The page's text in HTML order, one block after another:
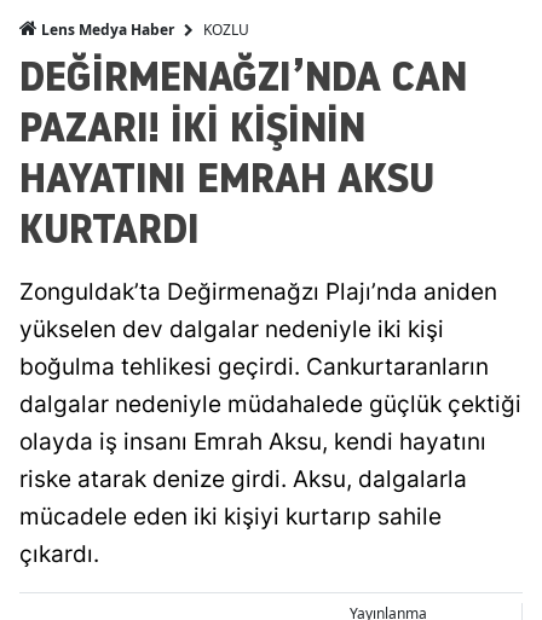
Lens Medya Haber KOZLU
DEĞİRMENAĞZI’NDA CAN
PAZARI! İKİ KİŞİNİN
HAYATINI EMRAH AKSU
KURTARDI
Zonguldak’ta Değirmenağzı Plajı’nda aniden
yükselen dev dalgalar nedeniyle iki kişi
boğulma tehlikesi geçirdi. Cankurtaranların
dalgalar nedeniyle müdahalede güçlük çektiği
olayda iş insanı Emrah Aksu, kendi hayatını
riske atarak denize girdi. Aksu, dalgalarla
mücadele eden iki kişiyi kurtarıp sahile
çıkardı.
Yayınlanma